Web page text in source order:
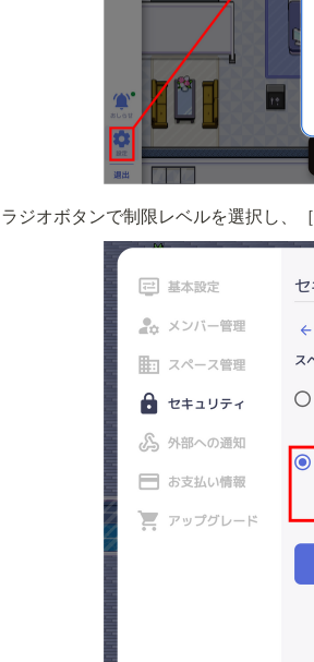
ラジオボタンで制限レベルを選択し、［